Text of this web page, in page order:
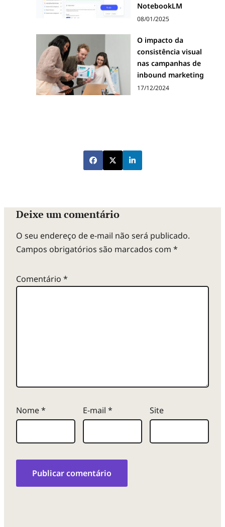
NotebookLM
08/01/2025
O impacto da
consistência visual
nas campanhas de
inbound marketing
17/12/2024
Deixe um comentário
O seu endereço de e-mail não será publicado.
Campos obrigatórios são marcados com *
Comentário *
Nome* E-mail * Site